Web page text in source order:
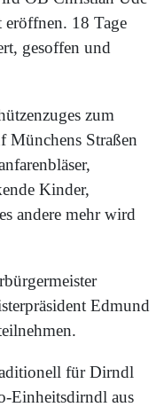
18 Tage
gesoffen und
zum
Münchens Straßen
Kinder,
andere mehr wird
Edmund
für Dirndl
Einheitsdirndl aus